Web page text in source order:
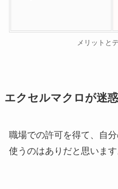
メリットと
エクセルマクロが迷
職場での許可を得て、自
使うのはありだと思います